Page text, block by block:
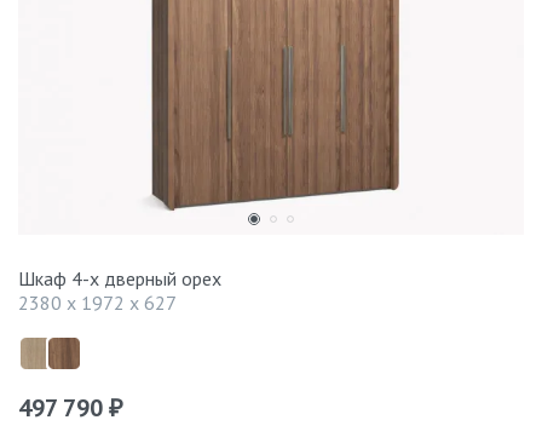
Шкаф 4-х дверный орех
2380 x 1972 x 627
497 790 ₽